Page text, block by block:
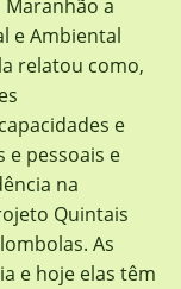
a
e Ambiental
relatou como,
e
pessoais e
na
Quintais
As
e hoje elas têm